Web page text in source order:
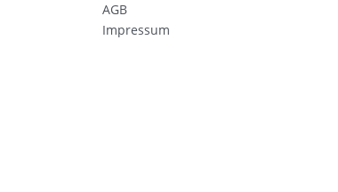
AGB
Impressum